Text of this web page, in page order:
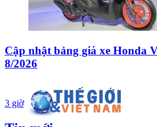
Cập nhật bảng giá xe Honda
8/2026
3 giờ